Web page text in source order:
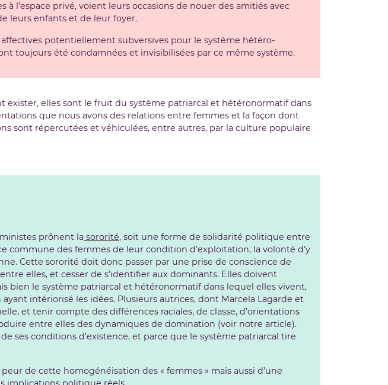
l’espace privé, voient leurs occasions de nouer des amitiés avec
leurs enfants et de leur foyer.
potentiellement subversives pour le système hétéro-
toujours été condamnées et invisibilisées par ce même système.
exister, elles sont le fruit du système patriarcal et hétéronormatif dans
que nous avons des relations entre femmes et la façon dont
sont répercutées et véhiculées, entre autres, par la culture populaire
prônent la sororité, soit une forme de solidarité politique entre
commune des femmes de leur condition d’exploitation, la volonté d’y
Cette sororité doit donc passer par une prise de conscience de
elles, et cesser de s’identifier aux dominants. Elles doivent
bien le système patriarcal et hétéronormatif dans lequel elles vivent,
intériorisé les idées. Plusieurs autrices, dont Marcela Lagarde et
et tenir compte des différences raciales, de classe, d’orientations
entre elles des dynamiques de domination (voir notre article).
ses conditions d’existence, et parce que le système patriarcal tire
de cette homogénéisation des « femmes » mais aussi d’une